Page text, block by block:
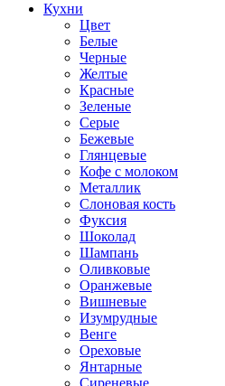
Кухни
Цвет
Белые
Черные
Желтые
Красные
Зеленые
Серые
Бежевые
Глянцевые
Кофе с молоком
Металлик
Слоновая кость
Фуксия
Шоколад
Шампань
Оливковые
Оранжевые
Вишневые
Изумрудные
Венге
Ореховые
Янтарные
Сиреневые